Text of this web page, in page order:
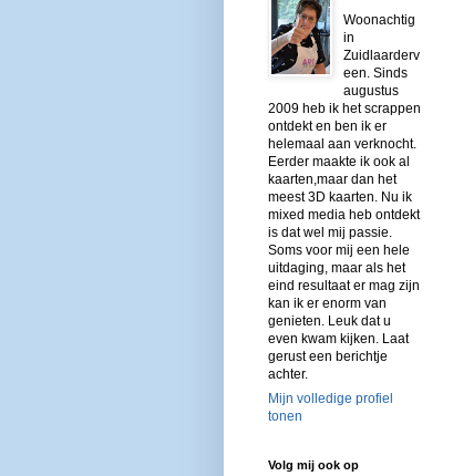
Woonachtig
in
Zuidlaarderv
een. Sinds
augustus
2009 heb ik het scrappen
ontdekt en ben ik er
helemaal aan verknocht.
Eerder maakte ik ook al
kaarten,maar dan het
meest 3D kaarten. Nu ik
mixed media heb ontdekt
is dat wel mij passie.
Soms voor mij een hele
uitdaging, maar als het
eind resultaat er mag zijn
kan ik er enorm van
genieten. Leuk dat u
even kwam kijken. Laat
gerust een berichtje
achter.
Mijn volledige profiel
tonen
Volg mij ook op